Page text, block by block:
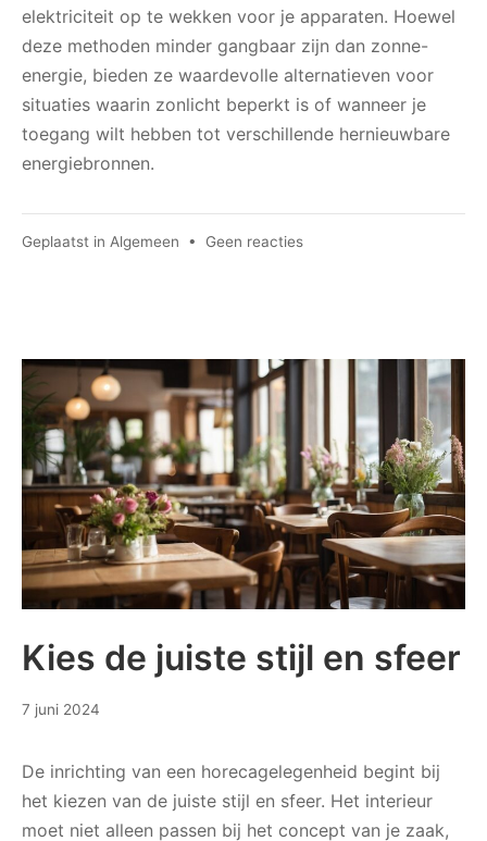
elektriciteit op te wekken voor je apparaten. Hoewel
deze methoden minder gangbaar zijn dan zonne-
energie, bieden ze waardevolle alternatieven voor
situaties waarin zonlicht beperkt is of wanneer je
toegang wilt hebben tot verschillende hernieuwbare
energiebronnen.
Geplaatst in Algemeen • Geen reactiesop
zonnepanelen
Kies de juiste stijl en sfeer
7 juni 2024
De inrichting van een horecagelegenheid begint bij
het kiezen van de juiste stijl en sfeer. Het interieur
moet niet alleen passen bij het concept van je zaak,